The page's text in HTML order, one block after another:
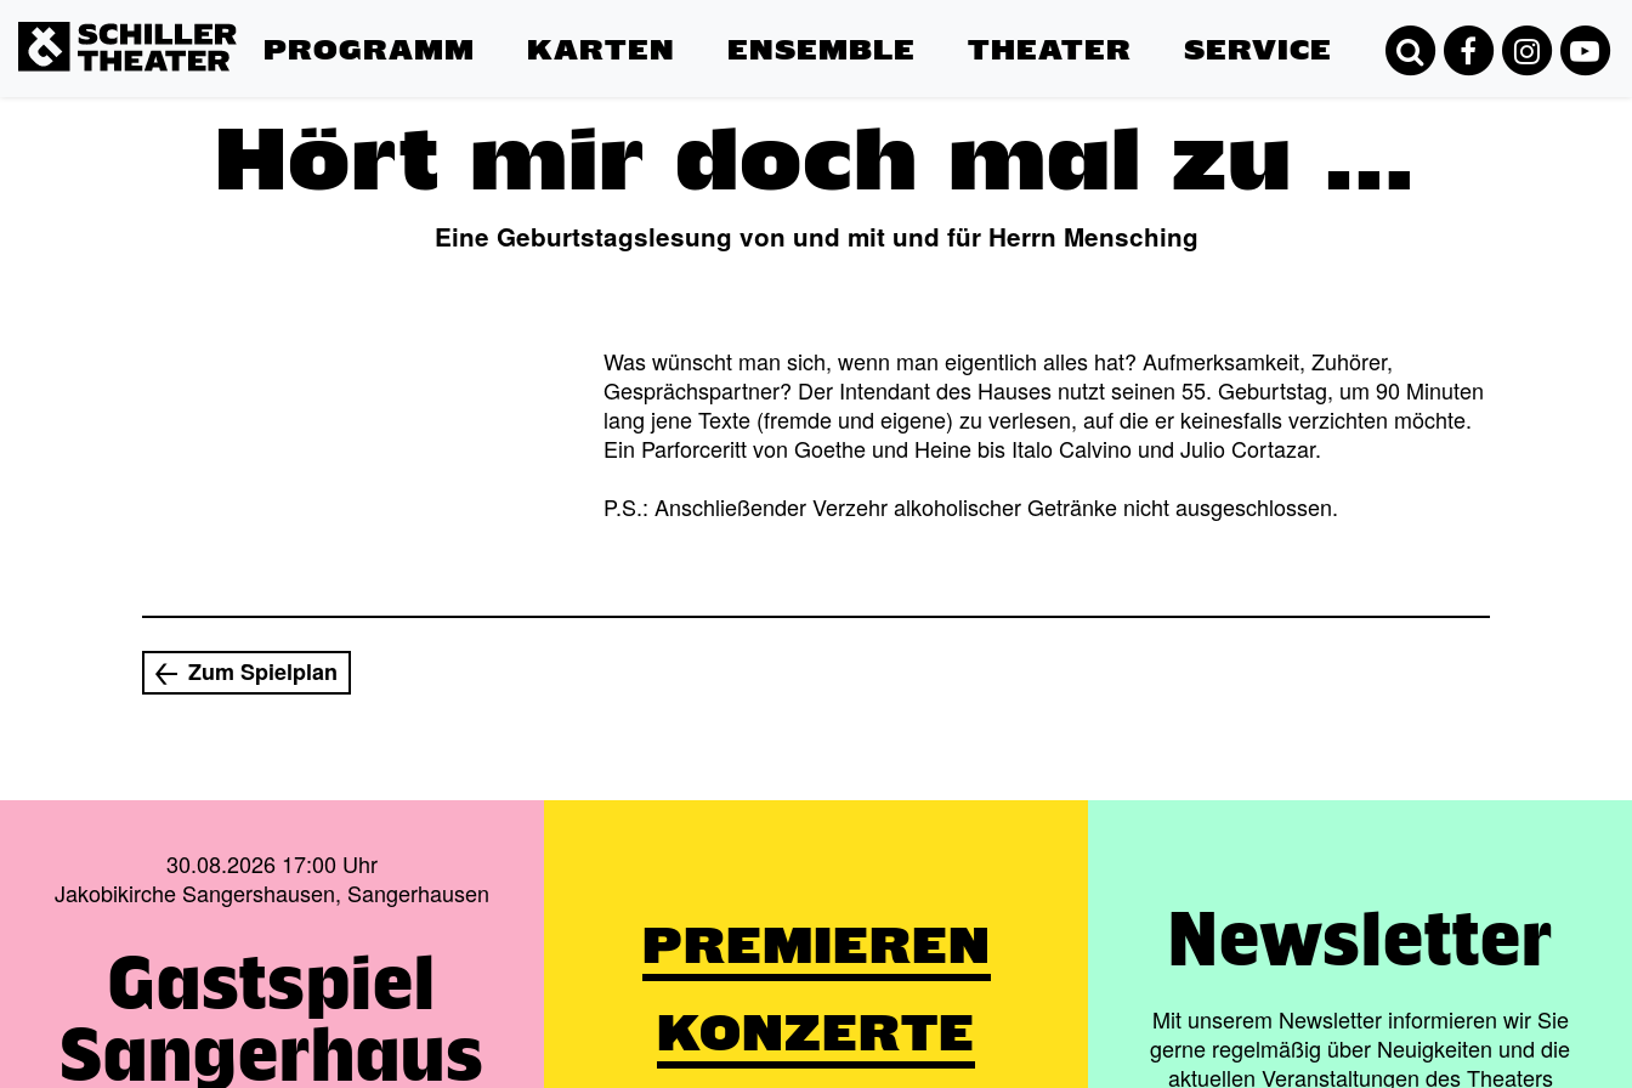
PROGRAMM KARTEN ENSEMBLE THEATER SERVICE
Hört mir doch mal zu …
Eine Geburtstagslesung von und mit und für Herrn Mensching
Was wünscht man sich, wenn man eigentlich alles hat? Aufmerksamkeit, Zuhörer,
Gesprächspartner? Der Intendant des Hauses nutzt seinen 55. Geburtstag, um 90 Minuten
lang jene Texte (fremde und eigene) zu verlesen, auf die er keinesfalls verzichten möchte.
Ein Parforceritt von Goethe und Heine bis Italo Calvino und Julio Cortazar.
P.S.: Anschließender Verzehr alkoholischer Getränke nicht ausgeschlossen.
Zum Spielplan
30.08.2026 17:00 Uhr
Jakobikirche Sangershausen, Sangerhausen
Gastspiel
Sangerhaus
PREMIEREN
KONZERTE
Newsletter
Mit unserem Newsletter informieren wir Sie
gerne regelmäßig über Neuigkeiten und die
aktuellen Veranstaltungen des Theaters